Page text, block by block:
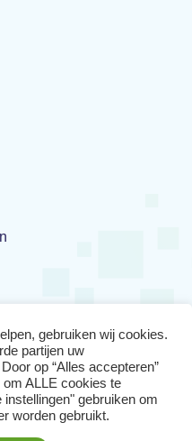
gebruiken wij cookies.
partijen uw
op “Alles accepteren”
ALLE cookies te
gebruiken om
worden gebruikt.